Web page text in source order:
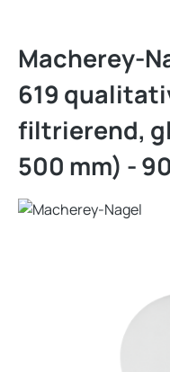
Macherey-
619
filtrierend,
500 mm) -